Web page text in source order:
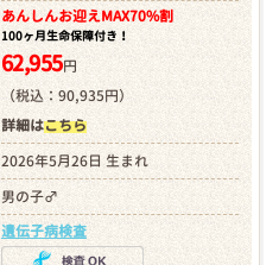
あんしんお迎えMAX70%割
100ヶ月生命保障付き！
62,955円
（税込：90,935円）
詳細はこちら
2026年5月26日 生まれ
男の子♂
遺伝子病検査